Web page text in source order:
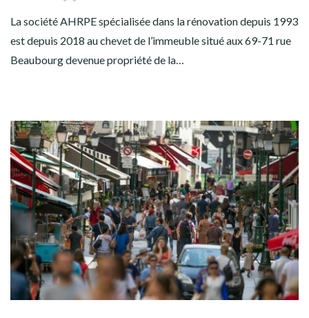
La société AHRPE spécialisée dans la rénovation depuis 1993
est depuis 2018 au chevet de l’immeuble situé aux 69-71 rue
Beaubourg devenue propriété de la…